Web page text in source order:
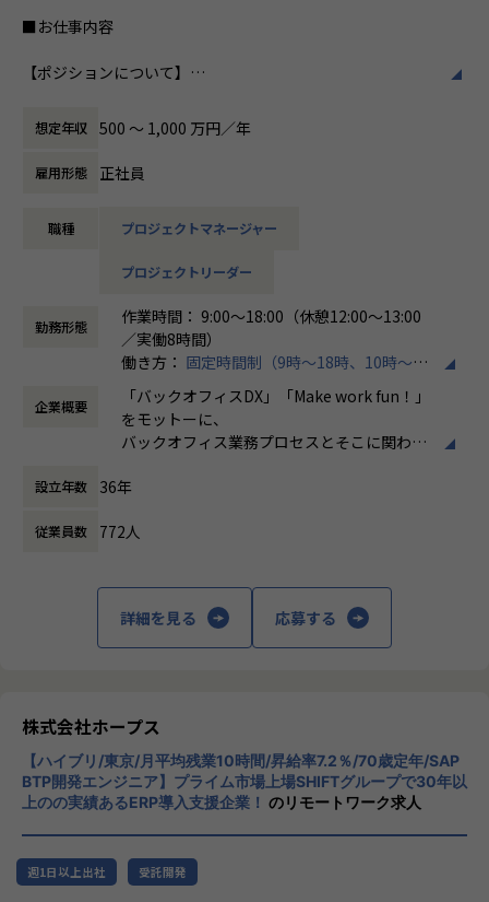
・2020年に東証プライム上場SHIFTグループ入り！安定基盤
・明確な評価制度「昇給率7.7％」（2023年度実績）
のスキルアップも応援！
・70歳定年/役職定年無
・入社月から有休5日付与
＜ホープスBLOG＞
しております！
是非ご覧ください！
HOPES blog：https://blog.hopes-ise.co.jp/
【業務の変更の範囲】
IT開発関連業務
ホープスはそのような企業への支援戦略を中心に事業を展開
大手企業、中規模企業向けのERP領域でシェアNO.1を目指し
【業務の変更の範囲】
IT開発関連業務
働き方/リモートワーク
均週2～3日の在宅勤務が可能です。転勤はな
きます。残業は月平均10時間程度と少なく、
ています。
■お仕事内容
【ポジションについて】
テム導入プロジェクトにおいてPMまたはPLとして以下のよ
うな業務を想定しています。
・基幹システム導入PJにおける、要件定義～テスト、移行支
援
・進捗管理、メンバー管理 等
売上過去最高記録を更新している当社では、今まさに第二次
準大手から中堅規模の企業に特化して、プライム案件、ERP
導入案件、DX推進案件の拡大に注力しております。
公共系PJのPMまたはPLとして組織を一緒に作っていただけ
る方を募集しております。
【ポジションの魅力】
スで、事業拡大の一役を担えます！
じた昇給の実現が可能です。
コンサルティングを主軸にイノベーションを起こすためのソ
リューションを提供する会社です。
・MISSION「ワークをもっとワクワクに」
ヒトが元気になれば、ビジネスも活性化する。
​ヒトが何をすべきかを追求し、ITの力で “働くを楽しく” へ
想定年収 500 〜 1,000 万円／年
雇用形態 正社員
職種 プロジェクトマネージャー
プロジェクトリーダー
勤務形態
作業時間： 9:00～18:00（休憩12:00～13:00
／実働8時間）
働き方： 固定時間制（9時～18時、10時～19
時など）
時間外労働の有無： 有（月平均10時間）
休憩時間： 60分
企業概要
「バックオフィスDX」「Make work fun！」
をモットーに、
バックオフィス業務プロセスとそこに関わる
企業競争力を向上させることを使命としてい
チ開発やコンサルティングまで幅広いサービ
スを提供しています。クラウドERPやローコ
ード開発を柱とし、業務効率化やDX推進、経
CloudやOracle ERP Cloudなどを活用し、企
業の業務プロセスを最適化し、経営管理の強
化を図っています1。
社風/文化
ホープスは、若手社員が活躍できる環境で、
社内の風通しが良く、活気に満ちた雰囲気が
特徴です。多様性を重視し、様々な国籍や背
設立年数 36年
従業員数 772人
詳細を見る 応募する
株式会社ホープス
【ハイブリ/東京/月平均残業10時間/昇給率7.2％/70歳定年/SAP
BTP開発エンジニア】プライム市場上場SHIFTグループで30年以
上のの実績あるERP導入支援企業！ のリモートワーク求人
週1日以上出社 受託開発